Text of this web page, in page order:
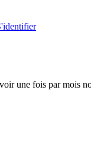
une fois par